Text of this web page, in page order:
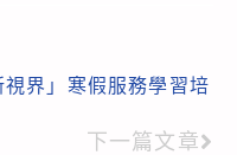
界」寒假服務學習培
下一篇文章